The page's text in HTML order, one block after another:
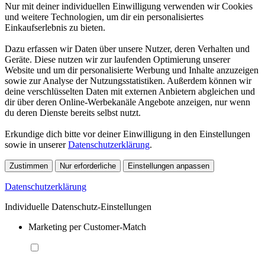
Nur mit deiner individuellen Einwilligung verwenden wir Cookies
und weitere Technologien, um dir ein personalisiertes
Einkaufserlebnis zu bieten.
Dazu erfassen wir Daten über unsere Nutzer, deren Verhalten und
Geräte. Diese nutzen wir zur laufenden Optimierung unserer
Website und um dir personalisierte Werbung und Inhalte anzuzeigen
sowie zur Analyse der Nutzungsstatistiken. Außerdem können wir
deine verschlüsselten Daten mit externen Anbietern abgleichen und
dir über deren Online-Werbekanäle Angebote anzeigen, nur wenn
du deren Dienste bereits selbst nutzt.
Erkundige dich bitte vor deiner Einwilligung in den Einstellungen
sowie in unsererDatenschutzerklärung.
Zustimmen Nur erforderliche Einstellungen anpassen
Datenschutzerklärung
Individuelle Datenschutz-Einstellungen
Marketing per Customer-Match